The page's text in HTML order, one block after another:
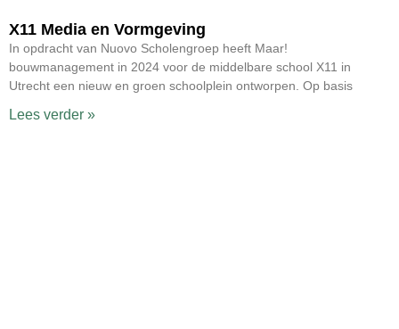
X11 Media en Vormgeving
In opdracht van Nuovo Scholengroep heeft Maar!
bouwmanagement in 2024 voor de middelbare school X11 in
Utrecht een nieuw en groen schoolplein ontworpen. Op basis
Lees verder »